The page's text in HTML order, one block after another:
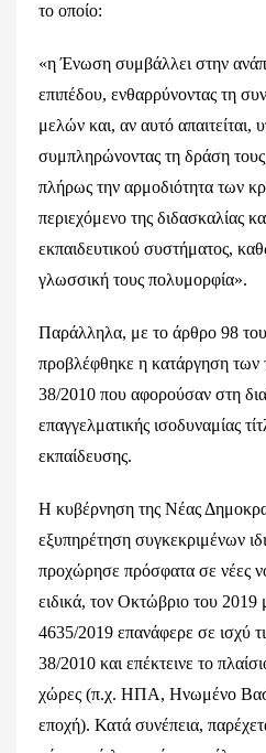
το οποίο:
«η Ένωση συμβάλλει στην
επιπέδου, ενθαρρύνοντας τη
μελών και, αν αυτό απαιτείται,
συμπληρώνοντας τη δράση
πλήρως την αρμοδιότητα των
περιεχόμενο της διδασκαλίας
εκπαιδευτικού συστήματος,
γλωσσική τους πολυμορφία».
Παράλληλα, με το άρθρο 98
προβλέφθηκε η κατάργηση
38/2010 που αφορούσαν στη
επαγγελματικής ισοδυναμίας
εκπαίδευσης.
Η κυβέρνηση της Νέας
εξυπηρέτηση συγκεκριμένων
προχώρησε πρόσφατα σε νέες
ειδικά, τον Οκτώβριο του
4635/2019 επανάφερε σε ισχύ
38/2010 και επέκτεινε το
χώρες (π.χ. ΗΠΑ, Ηνωμένο
εποχή). Κατά συνέπεια,